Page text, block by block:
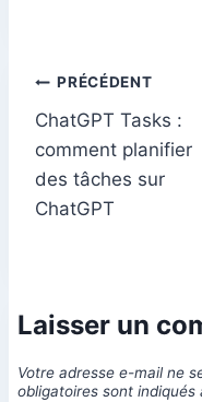
Navigation
de
l’article
PRÉCÉDENT
ChatGPT Tasks :
comment planifier
des tâches sur
ChatGPT
Laisser un
Votre adresse e-mail ne
obligatoires sont indiqués